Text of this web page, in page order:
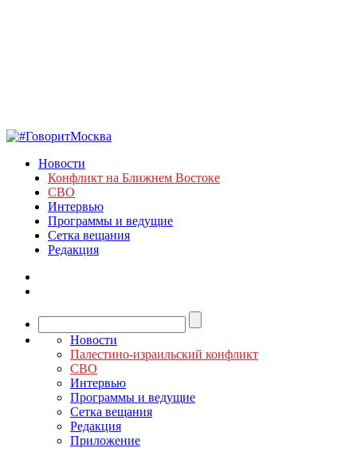
Новости
Конфликт на Ближнем Востоке
СВО
Интервью
Программы и ведущие
Сетка вещания
Редакция
Новости
Палестино-израильский конфликт
СВО
Интервью
Программы и ведущие
Сетка вещания
Редакция
Приложение